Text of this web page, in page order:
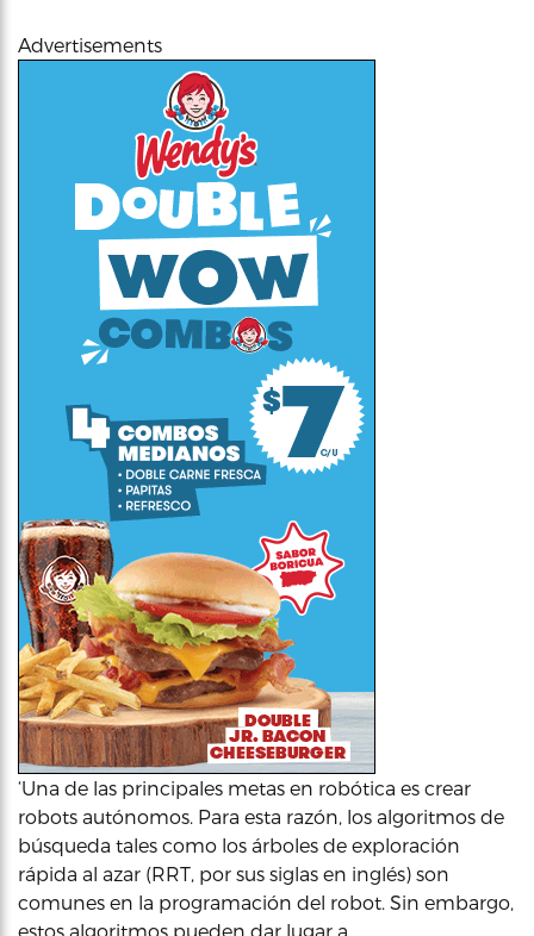
Advertisements
‘Una de las principales metas en robótica es crear
robots autónomos. Para esta razón, los algoritmos de
búsqueda tales como los árboles de exploración
rápida al azar (RRT, por sus siglas en inglés) son
comunes en la programación del robot. Sin embargo,
estos algoritmos pueden dar lugar a